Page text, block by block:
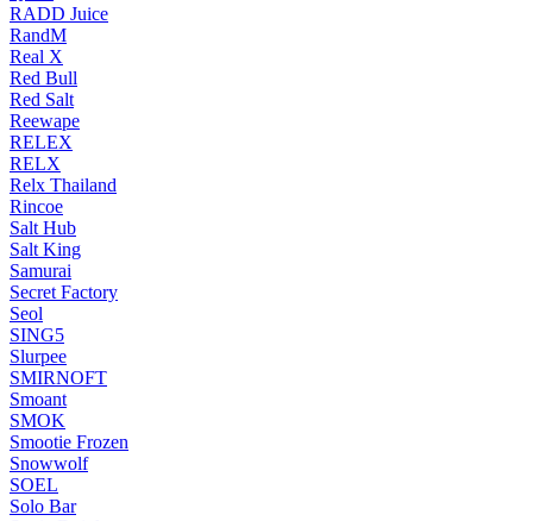
RADD Juice
RandM
Real X
Red Bull
Red Salt
Reewape
RELEX
RELX
Relx Thailand
Rincoe
Salt Hub
Salt King
Samurai
Secret Factory
Seol
SING5
Slurpee
SMIRNOFT
Smoant
SMOK
Smootie Frozen
Snowwolf
SOEL
Solo Bar